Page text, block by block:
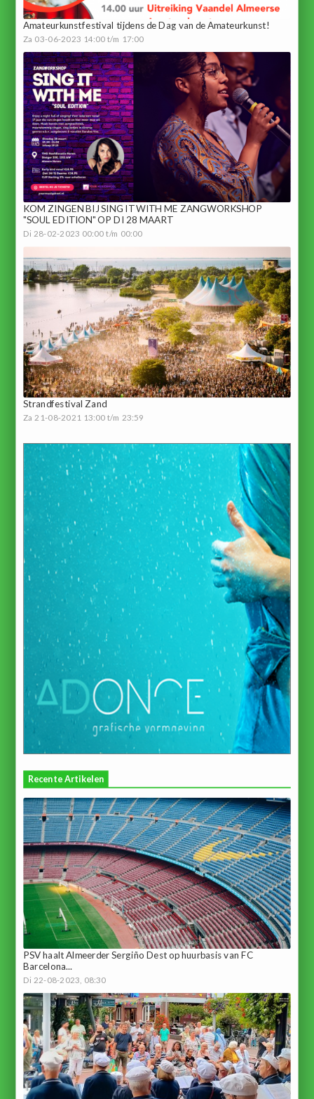
Amateurkunstfestival tijdens de Dag van de Amateurkunst!
Za 03-06-2023 14:00 t/m 17:00
KOM ZINGEN BIJ SING IT WITH ME ZANGWORKSHOP
"SOUL EDITION" OP DI 28 MAART
Di 28-02-2023 00:00 t/m 00:00
Strandfestival Zand
Za 21-08-2021 13:00 t/m 23:59
Recente Artikelen
PSV haalt Almeerder Sergiño Dest op huurbasis van FC
Barcelona...
Di 22-08-2023, 08:30